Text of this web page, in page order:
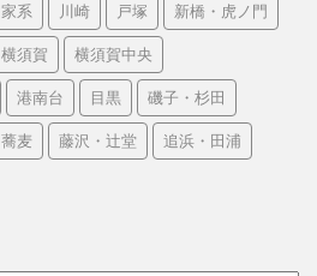
家系 川崎 戸塚 新橋・虎ノ門
横須賀 横須賀中央
港南台 目黒 磯子・杉田
蕎麦 藤沢・辻堂 追浜・田浦